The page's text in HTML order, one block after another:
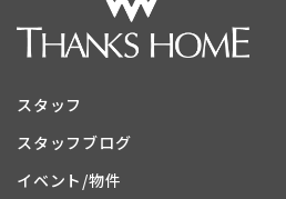
スタッフ
スタッフブログ
イベント/物件